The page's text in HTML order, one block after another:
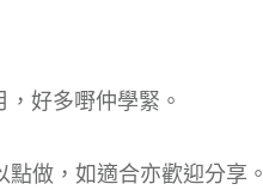
好多嘢仲學緊。
做，如適合亦歡迎分享。